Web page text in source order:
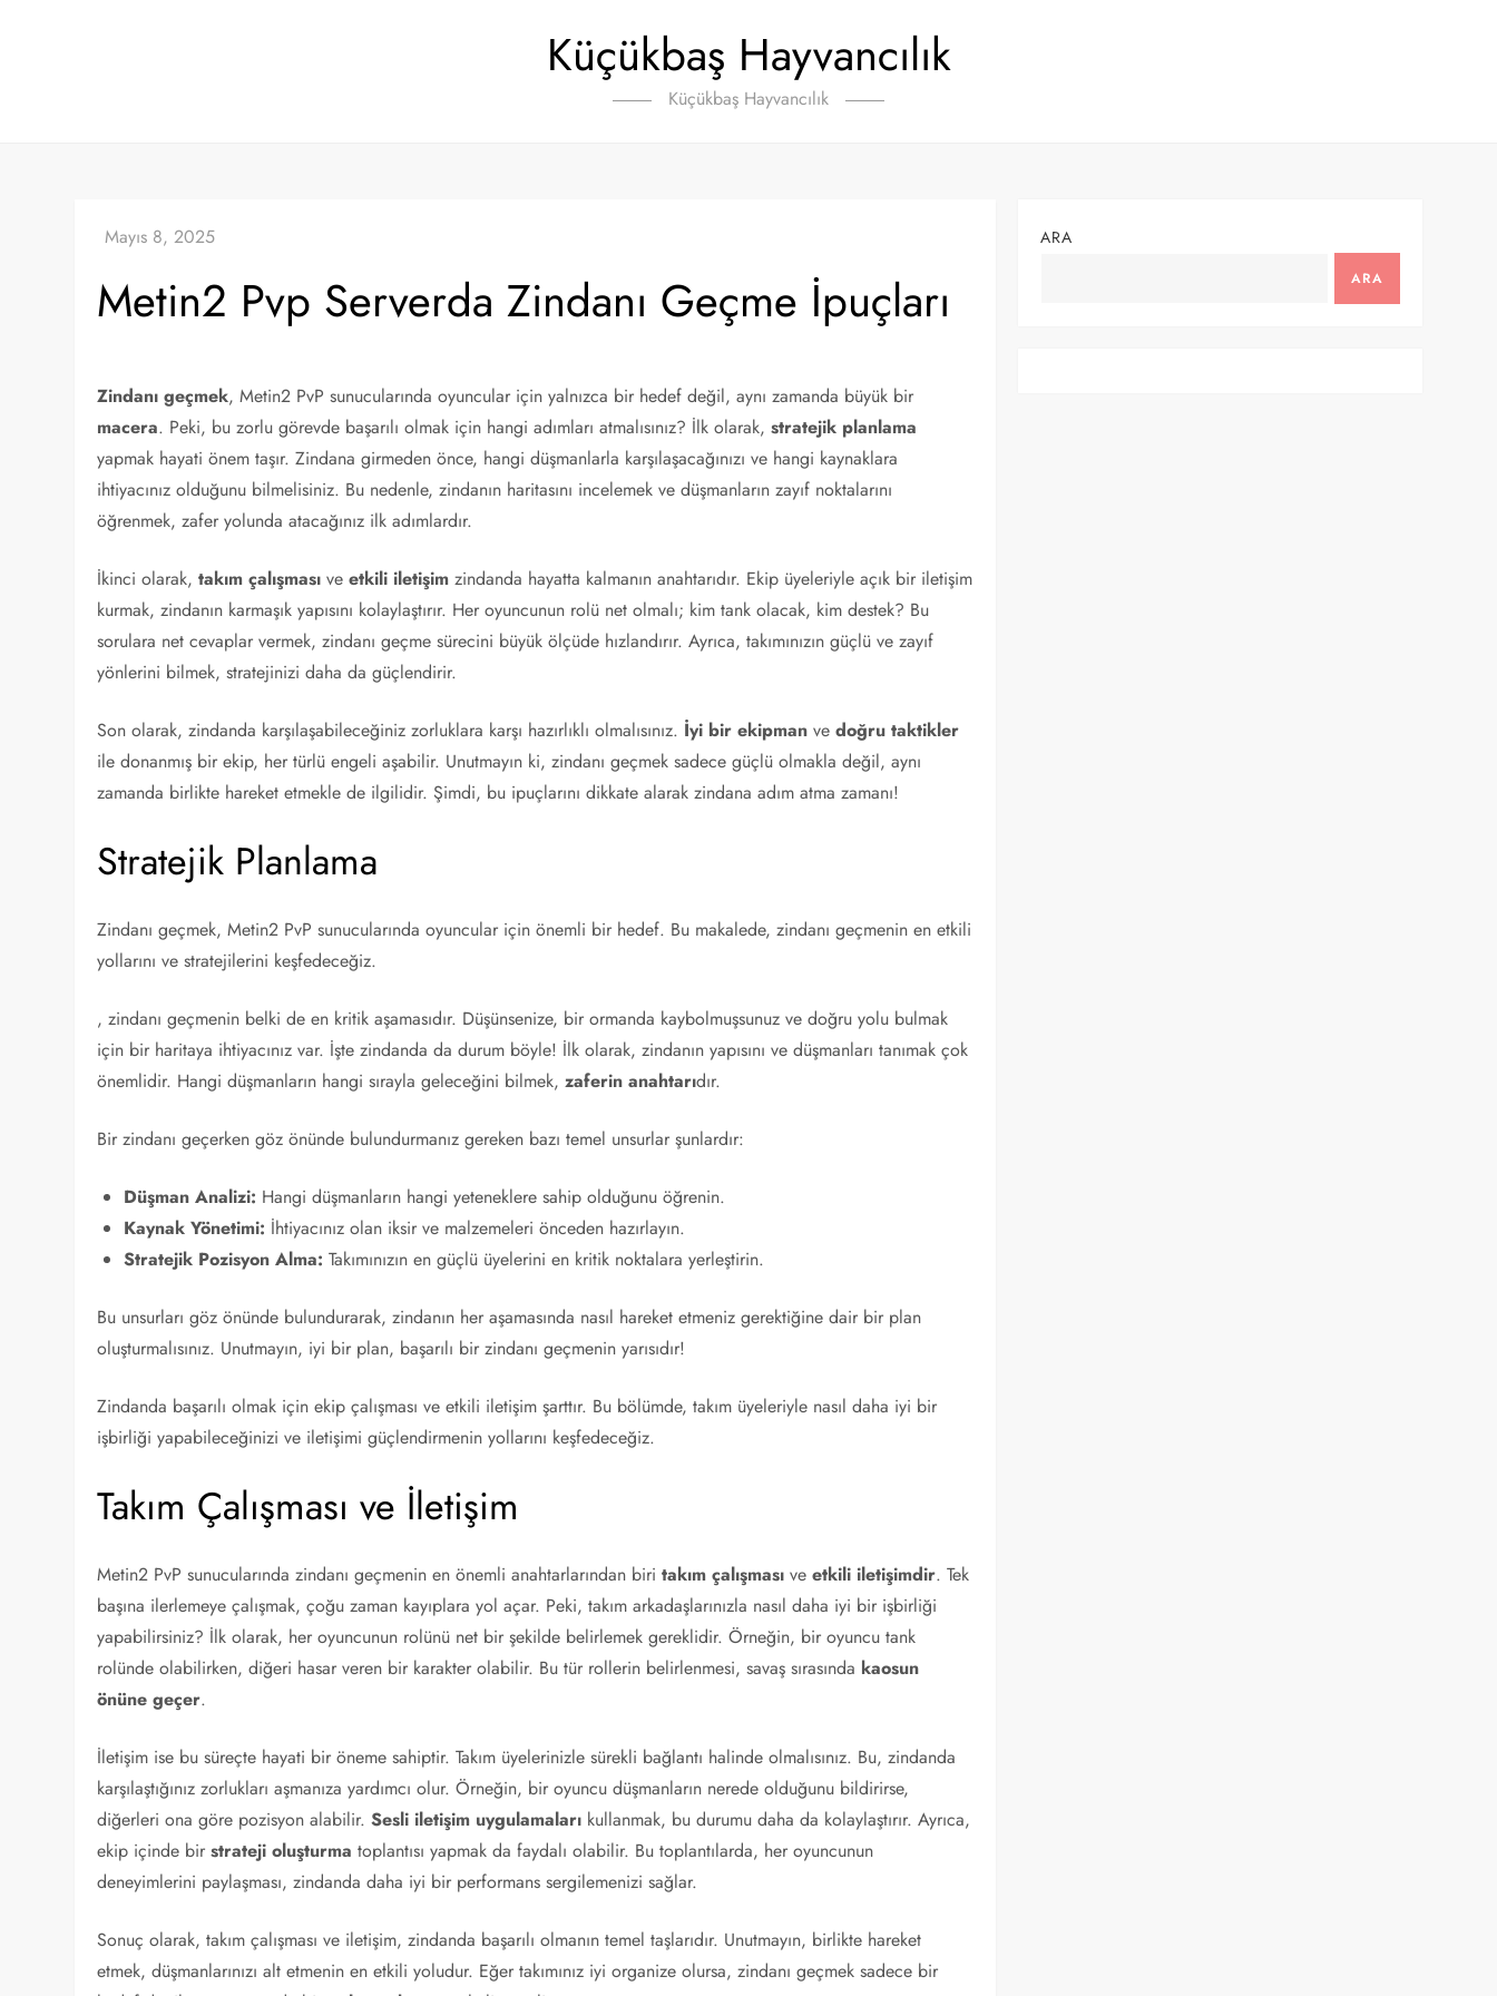
Küçükbaş Hayvancılık
Küçükbaş Hayvancılık
Metin2 Pvp Serverda Zindanı Geçme İpuçları
Zindanı geçmek, Metin2 PvP sunucularında oyuncular için yalnızca bir hedef değil, aynı zamanda büyük bir
macera. Peki, bu zorlu görevde başarılı olmak için hangi adımları atmalısınız? İlk olarak,stratejik planlama
yapmak hayati önem taşır. Zindana girmeden önce, hangi düşmanlarla karşılaşacağınızı ve hangi kaynaklara
ihtiyacınız olduğunu bilmelisiniz. Bu nedenle, zindanın haritasını incelemek ve düşmanların zayıf noktalarını
öğrenmek, zafer yolunda atacağınız ilk adımlardır.
İkinci olarak,takım çalışması veetkili iletişim zindanda hayatta kalmanın anahtarıdır. Ekip üyeleriyle açık bir iletişim
kurmak, zindanın karmaşık yapısını kolaylaştırır. Her oyuncunun rolü net olmalı; kim tank olacak, kim destek? Bu
sorulara net cevaplar vermek, zindanı geçme sürecini büyük ölçüde hızlandırır. Ayrıca, takımınızın güçlü ve zayıf
yönlerini bilmek, stratejinizi daha da güçlendirir.
Son olarak, zindanda karşılaşabileceğiniz zorluklara karşı hazırlıklı olmalısınız. İyi bir ekipman vedoğru taktikler
ile donanmış bir ekip, her türlü engeli aşabilir. Unutmayın ki, zindanı geçmek sadece güçlü olmakla değil, aynı
zamanda birlikte hareket etmekle de ilgilidir. Şimdi, bu ipuçlarını dikkate alarak zindana adım atma zamanı!
Stratejik Planlama
Zindanı geçmek, Metin2 PvP sunucularında oyuncular için önemli bir hedef. Bu makalede, zindanı geçmenin en etkili
yollarını ve stratejilerini keşfedeceğiz.
, zindanı geçmenin belki de en kritik aşamasıdır. Düşünsenize, bir ormanda kaybolmuşsunuz ve doğru yolu bulmak
için bir haritaya ihtiyacınız var. İşte zindanda da durum böyle! İlk olarak, zindanın yapısını ve düşmanları tanımak çok
önemlidir. Hangi düşmanların hangi sırayla geleceğini bilmek,zaferin anahtarıdır.
Bir zindanı geçerken göz önünde bulundurmanız gereken bazı temel unsurlar şunlardır:
Düşman Analizi: Hangi düşmanların hangi yeteneklere sahip olduğunu öğrenin.
Kaynak Yönetimi: İhtiyacınız olan iksir ve malzemeleri önceden hazırlayın.
Stratejik Pozisyon Alma: Takımınızın en güçlü üyelerini en kritik noktalara yerleştirin.
Bu unsurları göz önünde bulundurarak, zindanın her aşamasında nasıl hareket etmeniz gerektiğine dair bir plan
oluşturmalısınız. Unutmayın, iyi bir plan, başarılı bir zindanı geçmenin yarısıdır!
Zindanda başarılı olmak için ekip çalışması ve etkili iletişim şarttır. Bu bölümde, takım üyeleriyle nasıl daha iyi bir
işbirliği yapabileceğinizi ve iletişimi güçlendirmenin yollarını keşfedeceğiz.
Takım Çalışması ve İletişim
Metin2 PvP sunucularında zindanı geçmenin en önemli anahtarlarından biritakım çalışması veetkili iletişimdir. Tek
başına ilerlemeye çalışmak, çoğu zaman kayıplara yol açar. Peki, takım arkadaşlarınızla nasıl daha iyi bir işbirliği
yapabilirsiniz? İlk olarak, her oyuncunun rolünü net bir şekilde belirlemek gereklidir. Örneğin, bir oyuncu tank
rolünde olabilirken, diğeri hasar veren bir karakter olabilir. Bu tür rollerin belirlenmesi, savaş sırasında kaosun
önüne geçer.
İletişim ise bu süreçte hayati bir öneme sahiptir. Takım üyelerinizle sürekli bağlantı halinde olmalısınız. Bu, zindanda
karşılaştığınız zorlukları aşmanıza yardımcı olur. Örneğin, bir oyuncu düşmanların nerede olduğunu bildirirse,
diğerleri ona göre pozisyon alabilir.Sesli iletişim uygulamaları kullanmak, bu durumu daha da kolaylaştırır. Ayrıca,
ekip içinde birstrateji oluşturma toplantısı yapmak da faydalı olabilir. Bu toplantılarda, her oyuncunun
deneyimlerini paylaşması, zindanda daha iyi bir performans sergilemenizi sağlar.
Sonuç olarak, takım çalışması ve iletişim, zindanda başarılı olmanın temel taşlarıdır. Unutmayın, birlikte hareket
etmek, düşmanlarınızı alt etmenin en etkili yoludur. Eğer takımınız iyi organize olursa, zindanı geçmek sadece bir
ARA
ARA